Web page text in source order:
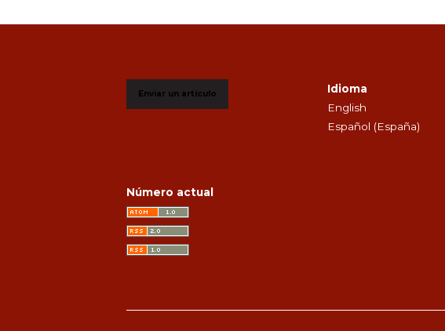
Enviar un artículo
Idioma
English
Español (España)
Número actual